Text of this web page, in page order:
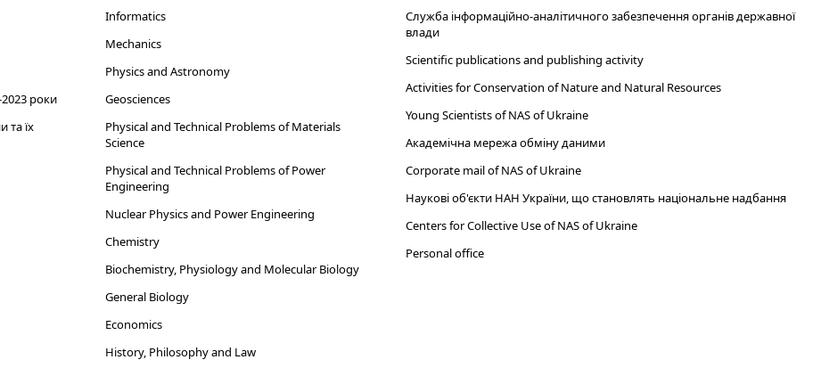
роки
та їх
Informatics
Mechanics
Physics and Astronomy
Geosciences
Physical and Technical Problems of Materials
Science
Physical and Technical Problems of Power
Engineering
Nuclear Physics and Power Engineering
Chemistry
Biochemistry, Physiology and Molecular Biology
General Biology
Economics
History, Philosophy and Law
Служба інформаційно-аналітичного забезпечення органів державної
влади
Scientific publications and publishing activity
Activities for Conservation of Nature and Natural Resources
Young Scientists of NAS of Ukraine
Академічна мережа обміну даними
Corporate mail of NAS of Ukraine
Наукові об'єкти НАН України, що становлять національне надбання
Centers for Collective Use of NAS of Ukraine
Personal office